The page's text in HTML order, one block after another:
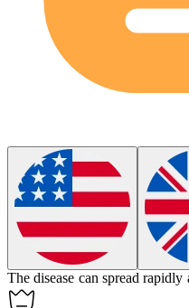
The disease can spread rapidly